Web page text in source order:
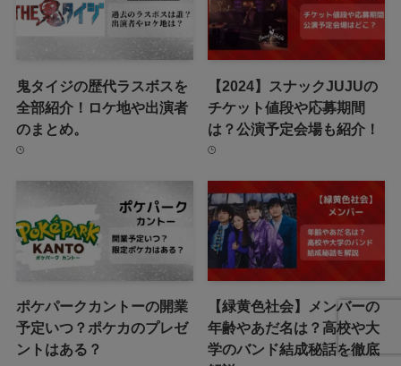
鬼タイジの歴代ラスボスを
全部紹介！ロケ地や出演者
のまとめ。
【2024】スナックJUJUの
チケット値段や応募期間
は？公演予定会場も紹介！
ポケパークカントーの開業
予定いつ？ポケカのプレゼ
ントはある？
【緑黄色社会】メンバーの
年齢やあだ名は？高校や大
学のバンド結成秘話を徹底